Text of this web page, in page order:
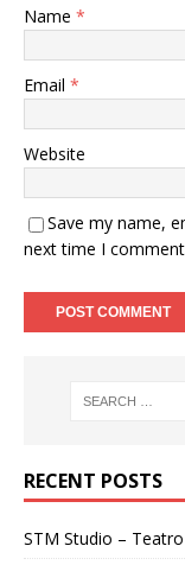
Name *
Email *
Website
Save my name,
next time I
RECENT POSTS
STM Studio –